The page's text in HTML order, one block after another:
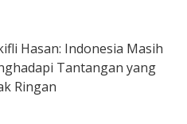
Hasan: Indonesia Masih
Tantangan yang
Ringan